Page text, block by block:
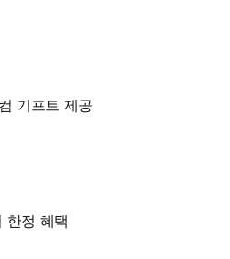
기프트 제공
한정 혜택